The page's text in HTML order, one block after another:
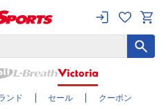
ンド セール クーポン